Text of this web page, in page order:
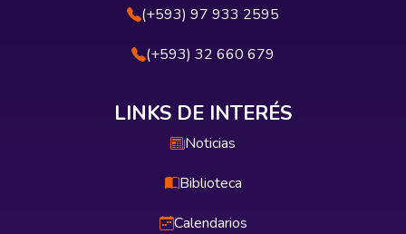
(+593) 97 933 2595
(+593) 32 660 679
LINKS DE INTERÉS
Noticias
Biblioteca
Calendarios